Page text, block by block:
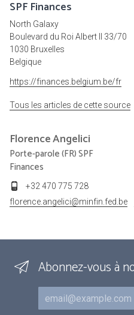
SPF Finances
North Galaxy
Boulevard du Roi Albert II 33/70
1030 Bruxelles
Belgique
https://finances.belgium.be/fr
Tous les articles de cette source
FlorenceAngelici
Porte-parole (FR) SPF
Finances
+32 470 775 728
florence.angelici@minfin.fed.be
Abonnez-vous à
Courriel